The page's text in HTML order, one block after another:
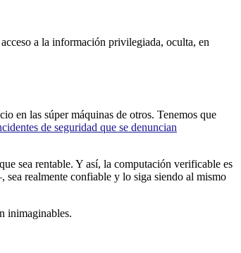
a la información privilegiada, oculta, en
en las súper máquinas de otros. Tenemos que
de seguridad que se denuncian
sea rentable. Y así, la computación verificable es
sea realmente confiable y lo siga siendo al mismo
inimaginables.